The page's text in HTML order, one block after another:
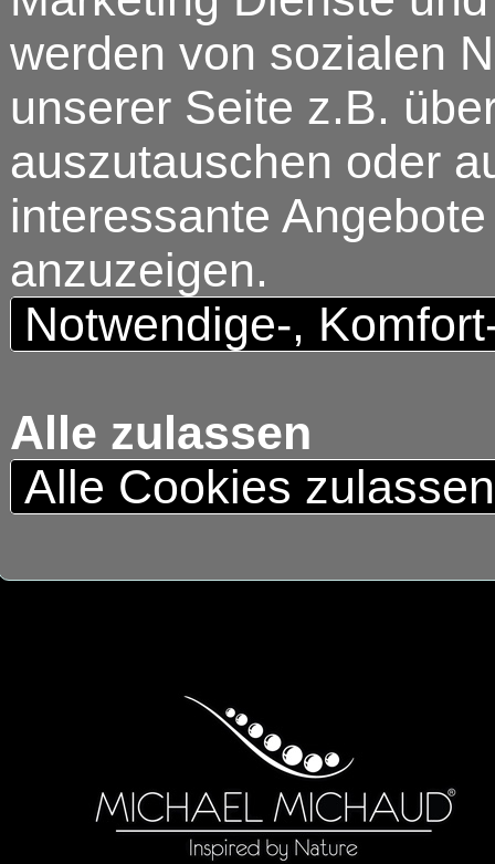
werden von sozialen
unserer Seite z.B.
auszutauschen oder
interessante
anzuzeigen.
Notwendige-,
Alle zulassen
Alle Cookies